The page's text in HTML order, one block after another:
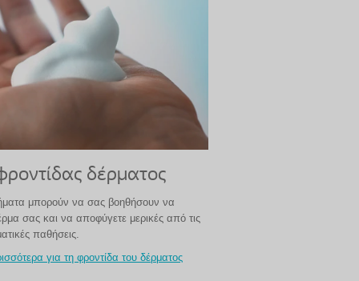
δέρματος
μπορούν να σας βοηθήσουν να
σας και να αποφύγετε μερικές από τις
παθήσεις.
για τη φροντίδα του δέρματος